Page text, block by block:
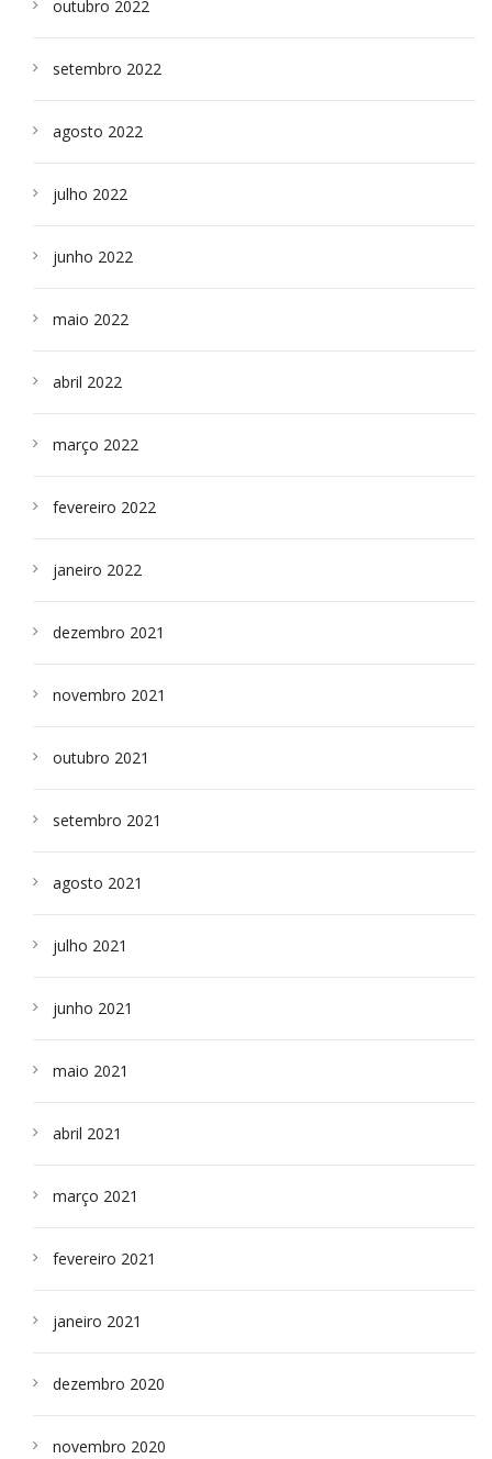
outubro 2022
setembro 2022
agosto 2022
julho 2022
junho 2022
maio 2022
abril 2022
março 2022
fevereiro 2022
janeiro 2022
dezembro 2021
novembro 2021
outubro 2021
setembro 2021
agosto 2021
julho 2021
junho 2021
maio 2021
abril 2021
março 2021
fevereiro 2021
janeiro 2021
dezembro 2020
novembro 2020